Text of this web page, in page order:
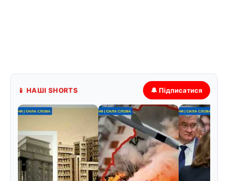
📱 НАШІ SHORTS 🔔 Підписатися